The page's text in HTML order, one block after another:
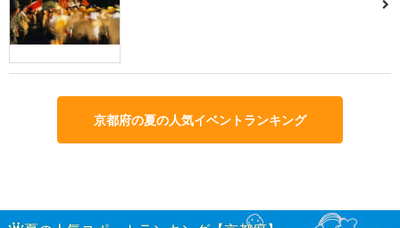
京都府の夏の人気イベントランキング